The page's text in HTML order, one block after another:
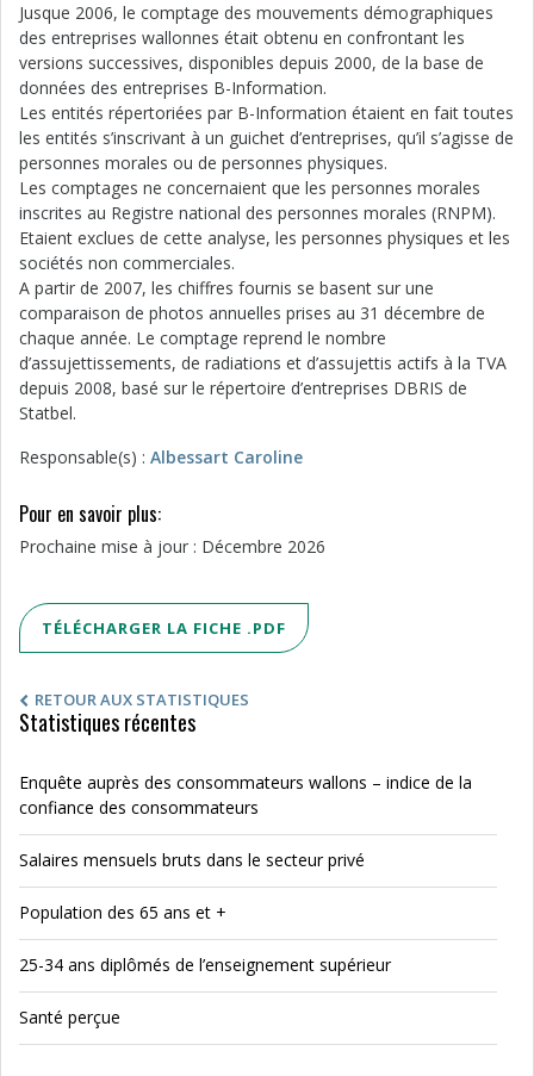
Jusque 2006, le comptage des mouvements démographiques
des entreprises wallonnes était obtenu en confrontant les
versions successives, disponibles depuis 2000, de la base de
données des entreprises B-Information.
Les entités répertoriées par B-Information étaient en fait toutes
les entités s’inscrivant à un guichet d’entreprises, qu’il s’agisse de
personnes morales ou de personnes physiques.
Les comptages ne concernaient que les personnes morales
inscrites au Registre national des personnes morales (RNPM).
Etaient exclues de cette analyse, les personnes physiques et les
sociétés non commerciales.
A partir de 2007, les chiffres fournis se basent sur une
comparaison de photos annuelles prises au 31 décembre de
chaque année. Le comptage reprend le nombre
d’assujettissements, de radiations et d’assujettis actifs à la TVA
depuis 2008, basé sur le répertoire d’entreprises DBRIS de
Statbel.
Responsable(s) : Albessart Caroline
Pour en savoir plus:
Prochaine mise à jour : Décembre 2026
TÉLÉCHARGER LA FICHE .PDF
RETOUR AUX STATISTIQUES
Statistiques récentes
Enquête auprès des consommateurs wallons – indice de la
confiance des consommateurs
Salaires mensuels bruts dans le secteur privé
Population des 65 ans et +
25-34 ans diplômés de l’enseignement supérieur
Santé perçue